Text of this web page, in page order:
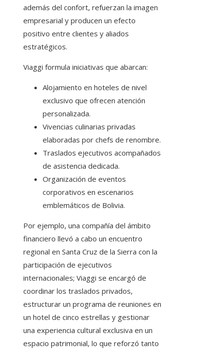
además del confort, refuerzan la imagen
empresarial y producen un efecto
positivo entre clientes y aliados
estratégicos.
Viaggi formula iniciativas que abarcan:
Alojamiento en hoteles de nivel
exclusivo que ofrecen atención
personalizada.
Vivencias culinarias privadas
elaboradas por chefs de renombre.
Traslados ejecutivos acompañados
de asistencia dedicada.
Organización de eventos
corporativos en escenarios
emblemáticos de Bolivia.
Por ejemplo, una compañía del ámbito
financiero llevó a cabo un encuentro
regional en Santa Cruz de la Sierra con la
participación de ejecutivos
internacionales; Viaggi se encargó de
coordinar los traslados privados,
estructurar un programa de reuniones en
un hotel de cinco estrellas y gestionar
una experiencia cultural exclusiva en un
espacio patrimonial, lo que reforzó tanto